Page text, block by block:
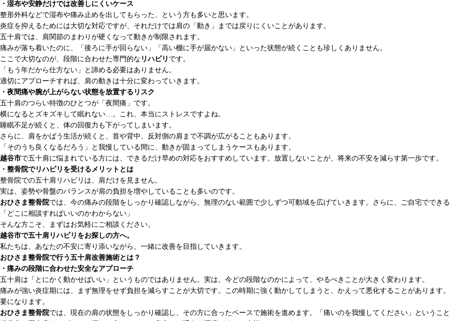
・湿布や安静だけでは改善しにくいケース
整形外科などで湿布や痛み止めを出してもらった、という方も多いと思います。
炎症を抑えるためには大切な対応ですが、それだけでは肩の「動き」までは戻りにくいことがあります。
五十肩では、肩関節のまわりが硬くなって動きが制限されます。
痛みが落ち着いたのに、「後ろに手が回らない」「高い棚に手が届かない」といった状態が続くことも珍しくありません。
ここで大切なのが、段階に合わせた専門的な リハビリ です。
「もう年だから仕方ない」と諦める必要はありません。
適切にアプローチすれば、肩の動きは十分に変わっていきます。
・夜間痛や腕が上がらない状態を放置するリスク
五十肩のつらい特徴のひとつが「夜間痛」です。
横になるとズキズキして眠れない…。これ、本当にストレスですよね。
睡眠不足が続くと、体の回復力も下がってしまいます。
さらに、肩をかばう生活が続くと、首や背中、反対側の肩まで不調が広がることもあります。
「そのうち良くなるだろう」と我慢している間に、動きが固まってしまうケースもあります。
越谷市で五十肩に悩まれている方には、できるだけ早めの対応をおすすめしています。放置しないことが、将来の不安を減らす第一歩です。
・整骨院でリハビリを受けるメリットとは
整骨院での五十肩リハビリは、肩だけを見ません。
実は、姿勢や骨盤のバランスが肩の負担を増やしていることも多いのです。
おひさま整骨院では、今の痛みの段階をしっかり確認しながら、無理のない範囲で少しずつ可動域を広げていきます。さらに、ご自宅ででき
「どこに相談すればいいのかわからない」
そんな方こそ、まずはお気軽にご相談ください。
越谷市で五十肩リハビリをお探しの方へ。
私たちは、あなたの不安に寄り添いながら、一緒に改善を目指していきます。
おひさま整骨院で行う五十肩改善施術とは？
・痛みの段階に合わせた安全なアプローチ
五十肩は「とにかく動かせばいい」というものではありません。実は、今どの段階なのかによって、やるべきことが大きく変わります。
痛みが強い炎症期には、まず無理をせず負担を減らすことが大切です。この時期に強く動かしてしまうと、かえって悪化することがあります
要になります。
おひさま整骨院では、現在の肩の状態をしっかり確認し、その方に合ったペースで施術を進めます。「痛いのを我慢してください」というこ